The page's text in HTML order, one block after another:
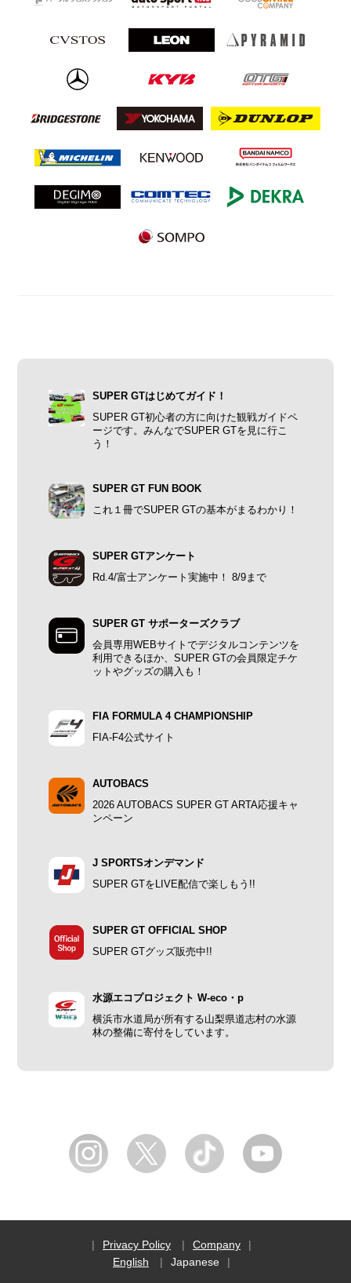
SUPER GTはじめてガイド！
SUPER GT初心者の方に向けた観戦ガイドペ
ージです。みんなでSUPER GTを見に行こ
う！
SUPER GT FUN BOOK
これ１冊でSUPER GTの基本がまるわかり！
SUPER GTアンケート
Rd.4/富士アンケート実施中！ 8/9まで
SUPER GT サポーターズクラブ
会員専用WEBサイトでデジタルコンテンツを
利用できるほか、SUPER GTの会員限定チケ
ットやグッズの購入も！
FIA FORMULA 4 CHAMPIONSHIP
FIA-F4公式サイト
AUTOBACS
2026 AUTOBACS SUPER GT ARTA応援キャ
ンペーン
J SPORTSオンデマンド
SUPER GTをLIVE配信で楽しもう!!
SUPER GT OFFICIAL SHOP
SUPER GTグッズ販売中!!
水源エコプロジェクト W-eco・p
横浜市水道局が所有する山梨県道志村の水源
林の整備に寄付をしています。
Privacy Policy
Company
English
Japanese